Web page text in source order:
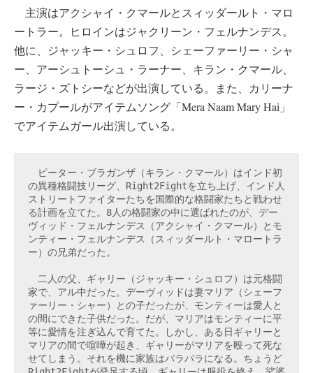
主演はアクシャイ・クマールとスィッダールト・マロ
ートラー。ヒロインはジャクリーン・フェルナンデス。
他に、ジャッキー・シュロフ、シェーファーリー・シャ
ー、アーシュトーシュ・ラーナー、キラン・クマール、
ラージ・ズトシーなどが出演している。また、カリーナ
ー・カプールがアイテムソング「Mera Naam Mary Hai」
でアイテムガール出演している。
ピーター・ブラガンザ（キラン・クマール）はインド初
の異種格闘技リーグ、Right2Fightを立ち上げ、インド人
ストリートファイターたちを国際的な格闘家たちと戦わせ
る計画を立てた。8人の格闘家の中に選ばれたのが、デー
ヴィッド・フェルナンデス（アクシャイ・クマール）とモ
ンティー・フェルナンデス（スィッダールト・マロートラ
ー）の兄弟だった。
二人の父、ギャリー（ジャッキー・シュロフ）は元格闘
家で、アル中だった。デーヴィッドは妻マリア（シェーフ
ァーリー・シャー）との子だったが、モンティーは愛人と
の間にできた子供だった。だが、マリアはモンティーに平
等に愛情を注ぎ込んで育てた。しかし、ある日ギャリーと
マリアの間で喧嘩が起き、ギャリーがマリアを殴って死な
せてしまう。それを機に家族はバラバラになる。ちょうど